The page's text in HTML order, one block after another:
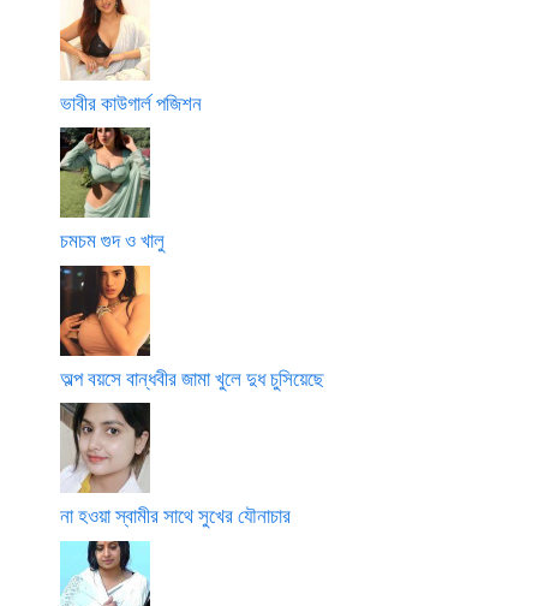
ভাবীর কাউগার্ল পজিশন
চমচম গুদ ও খালু
অল্প বয়সে বান্ধবীর জামা খুলে দুধ চুসিয়েছে
না হওয়া স্বামীর সাথে সুখের যৌনাচার